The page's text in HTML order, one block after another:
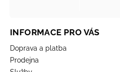
INFORMACE PRO VÁS
Doprava a platba
Prodejna